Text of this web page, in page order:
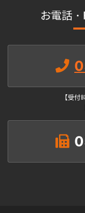
お電話
【受